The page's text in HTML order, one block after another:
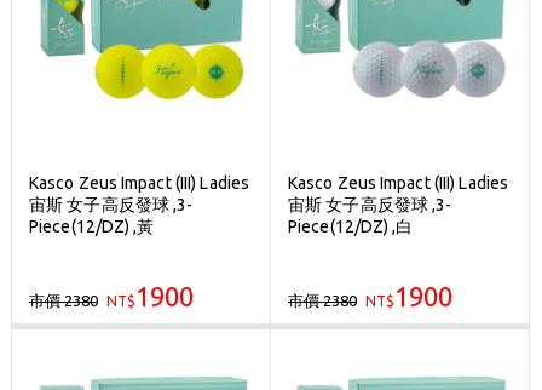
Kasco Zeus Impact (III) Ladies
宙斯 女子高反發球 ,3-
Piece(12/DZ) ,黃
市價 2380 NT$ 1900
Kasco Zeus Impact (III) Ladies
宙斯 女子高反發球 ,3-
Piece(12/DZ) ,白
市價 2380 NT$ 1900